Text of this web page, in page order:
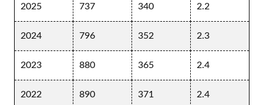
2025 737 340 2.2
2024 796 352 2.3
2023 880 365 2.4
2022 890 371 2.4